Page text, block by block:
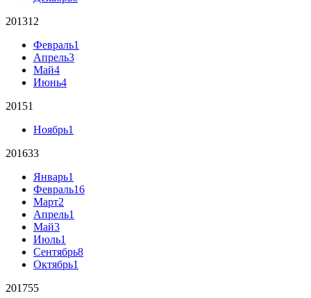
201312
Февраль1
Апрель3
Май4
Июнь4
20151
Ноябрь1
201633
Январь1
Февраль16
Март2
Апрель1
Май3
Июль1
Сентябрь8
Октябрь1
201755